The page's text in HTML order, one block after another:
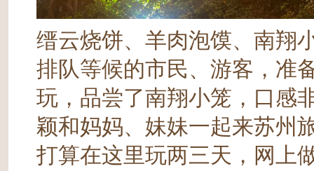
缙云烧饼、羊肉泡馍、南
排队等候的市民、游客，准
玩，品尝了南翔小笼，口感
颖和妈妈、妹妹一起来苏州
打算在这里玩两三天，网上